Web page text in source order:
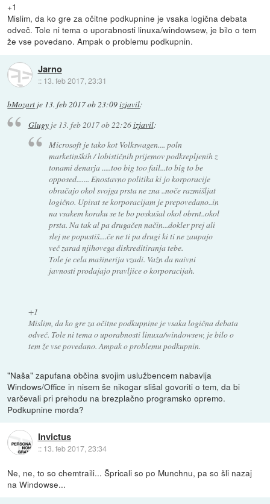
+1
Mislim, da ko gre za očitne podkupnine je vsaka logična debata
odveč. Tole ni tema o uporabnosti linuxa/windowsew, je bilo o tem
že vse povedano. Ampak o problemu podkupnin.
Jarno
:: 13. feb 2017, 23:31
bMozart je 13. feb 2017 ob 23:09izjavil:
Glugyje 13. feb 2017 ob 22:26izjavil:
Microsoft je tako kot Volkswagen.... poln
marketinških / lobističnih prijemov podkrepljenih z
tonami denarja .....too big too fail...to big to be
opposed....... Enostavno politika ki jo korporacije
obračajo okol svojga prsta ne zna ..noče razmišljat
logično. Upirat se korporacijam je prepovedano..in
na vsakem koraku se te bo poskušal okol obrnt..okol
prsta. Na tak al pa drugačen način...dokler prej ali
slej ne popustiš....če ne ti pa drugi ki ti ne zaupajo
več zarad njihovega diskreditiranja tebe.
Tole je cela mašinerija vzadi. Važn da naivni
javnosti prodajajo pravljice o korporacijah.
+1
Mislim, da ko gre za očitne podkupnine je vsaka logična debata
odveč. Tole ni tema o uporabnosti linuxa/windowsew, je bilo o
tem že vse povedano. Ampak o problemu podkupnin.
"Naša" zapufana občina svojim uslužbencem nabavlja
Windows/Office in nisem še nikogar slišal govoriti o tem, da bi
varčevali pri prehodu na brezplačno programsko opremo.
Podkupnine morda?
Invictus
:: 13. feb 2017, 23:34
Ne, ne, to so chemtraili... Špricali so po Munchnu, pa so šli nazaj
na Windowse...